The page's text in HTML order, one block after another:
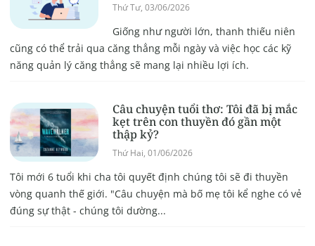
Thứ Tư, 03/06/2026
Giống như người lớn, thanh thiếu niên
cũng có thể trải qua căng thẳng mỗi ngày và việc học các kỹ
năng quản lý căng thẳng sẽ mang lại nhiều lợi ích.
Câu chuyện tuổi thơ: Tôi đã bị mắc
kẹt trên con thuyền đó gần một
thập kỷ?
Thứ Hai, 01/06/2026
Tôi mới 6 tuổi khi cha tôi quyết định chúng tôi sẽ đi thuyền
vòng quanh thế giới. "Câu chuyện mà bố mẹ tôi kể nghe có vẻ
đúng sự thật - chúng tôi dường...